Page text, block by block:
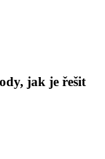
jak je řešit